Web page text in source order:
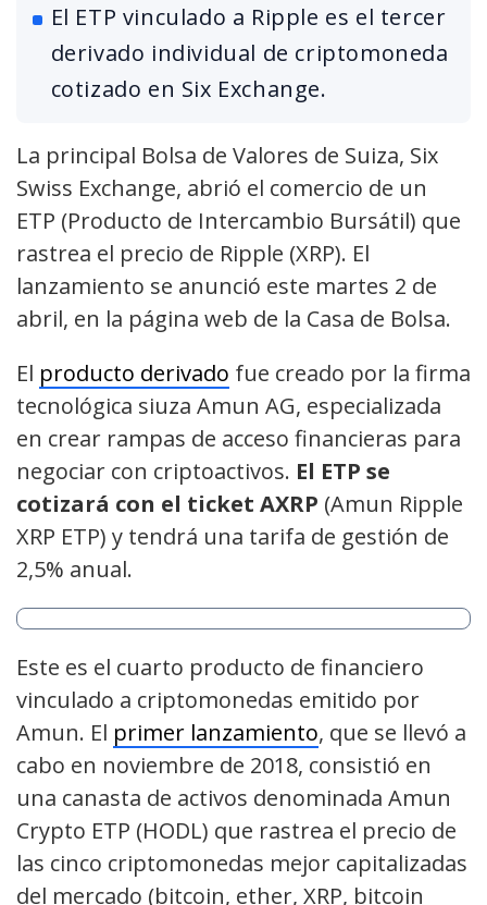
El ETP vinculado a Ripple es el tercer
derivado individual de criptomoneda
cotizado en Six Exchange.
La principal Bolsa de Valores de Suiza, Six
Swiss Exchange, abrió el comercio de un
ETP (Producto de Intercambio Bursátil) que
rastrea el precio de Ripple (XRP). El
lanzamiento se anunció este martes 2 de
abril, en la página web de la Casa de Bolsa.
El producto derivado fue creado por la firma
tecnológica siuza Amun AG, especializada
en crear rampas de acceso financieras para
negociar con criptoactivos. El ETP se
cotizará con el ticket AXRP (Amun Ripple
XRP ETP) y tendrá una tarifa de gestión de
2,5% anual.
Este es el cuarto producto de financiero
vinculado a criptomonedas emitido por
Amun. El primer lanzamiento, que se llevó a
cabo en noviembre de 2018, consistió en
una canasta de activos denominada Amun
Crypto ETP (HODL) que rastrea el precio de
las cinco criptomonedas mejor capitalizadas
del mercado (bitcoin, ether, XRP, bitcoin